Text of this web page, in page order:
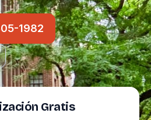
1982
Gratis